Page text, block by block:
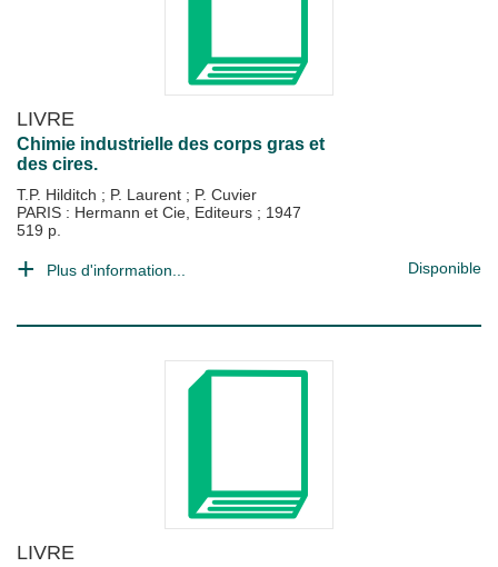
LIVRE
Chimie industrielle des corps gras et
des cires.
T.P. Hilditch ; P. Laurent ; P. Cuvier
PARIS : Hermann et Cie, Editeurs ; 1947
519 p.
Plus d'information... Disponible
LIVRE